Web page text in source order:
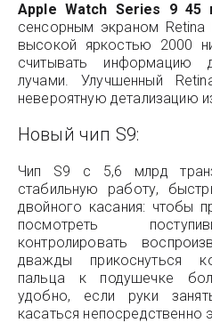
Apple Watch Series 9 45
сенсорным экраном Retina
высокой яркостью 2000
считывать информацию
лучами. Улучшенный
невероятную детализацию
Новый чип S9:
Чип S9 с 5,6 млрд
стабильную работу,
двойного касания: чтобы
посмотреть
контролировать
дважды прикоснуться
пальца к подушечке
удобно, если руки
касаться непосредственно